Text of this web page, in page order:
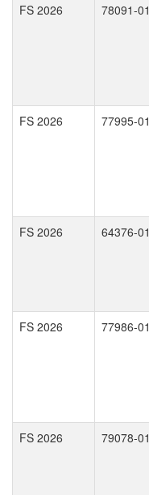
FS 2026
78091-01
FS 2026 77995-01
FS 2026 64376-01
FS 2026 77986-01
FS 2026 79078-01